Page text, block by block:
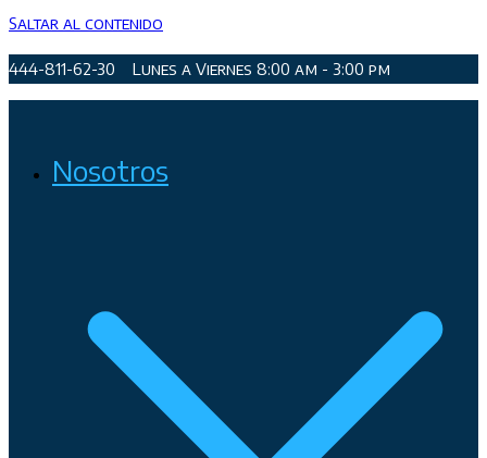
Saltar al contenido
444-811-62-30 Lunes a Viernes 8:00 am - 3:00 pm
Organismo Operador de Agua Potable, Alcantarillado y
Saneamiento de San Luis Potosí, Soledad de Graciano Sánchez
Nosotros